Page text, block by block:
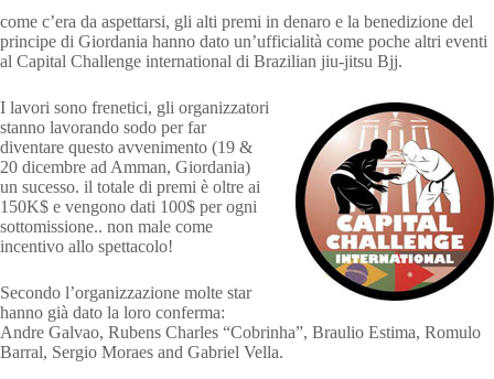
come c’era da aspettarsi, gli alti premi in denaro e la benedizione del
principe di Giordania hanno dato un’ufficialità come poche altri eventi
al Capital Challenge international di Brazilian jiu-jitsu Bjj.
I lavori sono frenetici, gli organizzatori
stanno lavorando sodo per far
diventare questo avvenimento (19 &
20 dicembre ad Amman, Giordania)
un sucesso. il totale di premi è oltre ai
150K$ e vengono dati 100$ per ogni
sottomissione.. non male come
incentivo allo spettacolo!
Secondo l’organizzazione molte star
hanno già dato la loro conferma:
Andre Galvao, Rubens Charles “Cobrinha”, Braulio Estima, Romulo
Barral, Sergio Moraes and Gabriel Vella.